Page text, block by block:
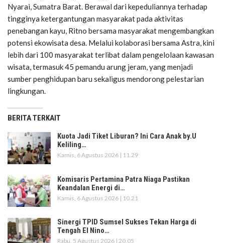
Nyarai, Sumatra Barat. Berawal dari kepeduliannya terhadap
tingginya ketergantungan masyarakat pada aktivitas
penebangan kayu, Ritno bersama masyarakat mengembangkan
potensi ekowisata desa. Melalui kolaborasi bersama Astra, kini
lebih dari 100 masyarakat terlibat dalam pengelolaan kawasan
wisata, termasuk 45 pemandu arung jeram, yang menjadi
sumber penghidupan baru sekaligus mendorong pelestarian
lingkungan.
BERITA TERKAIT
Kuota Jadi Tiket Liburan? Ini Cara Anak by.U
Keliling…
Kamis, 6 Agustus 2026 | 11.29
Komisaris Pertamina Patra Niaga Pastikan
Keandalan Energi di…
Kamis, 6 Agustus 2026 | 10.21
Sinergi TPID Sumsel Sukses Tekan Harga di
Tengah El Nino…
Rabu, 5 Agustus 2026 | 20.05